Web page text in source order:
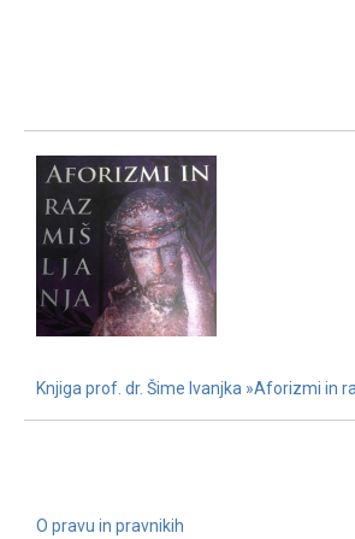
Knjiga prof. dr. Šime Ivanjka »Aforizmi in
O pravu in pravnikih